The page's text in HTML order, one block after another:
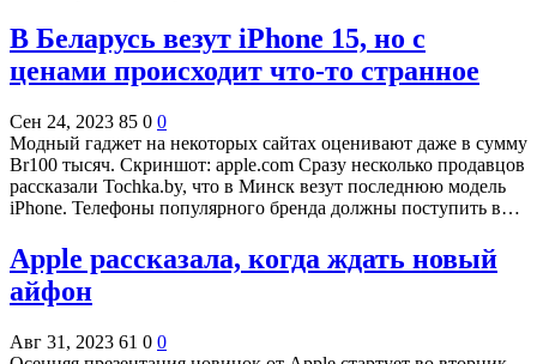
В Беларусь везут iPhone 15, но с
ценами происходит что-то странное
Сен 24, 2023 85 0 0
Модный гаджет на некоторых сайтах оценивают даже в сумму
Br100 тысяч. Скриншот: apple.com Сразу несколько продавцов
рассказали Tochka.by, что в Минск везут последнюю модель
iPhone. Телефоны популярного бренда должны поступить в…
Apple рассказала, когда ждать новый
айфон
Авг 31, 2023 61 0 0